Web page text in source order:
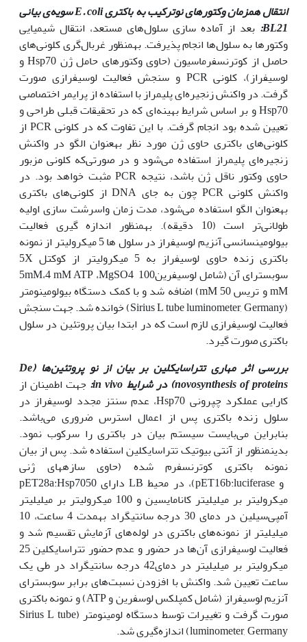
انتقال همزمان وکتورهای نوترکیب به باکتریE. coliسویه‌ی بیانی
BL21
: بعد از آماده سازی سلول‌های مستعد، انتقال شیمیایی
وکتورها به سلول‌ها انجام پذیرفت. به‫منظور غربال‌گری کلونی‌های
حاصل از کوترنسفرماسیون (حاوی وکتورهای حامل ژن Hsp70 و
لوسیفراز)، کلونی PCR و سنجش فعالیت لوسیفرازی صورت
گرفت. در واکنش زنجیره‌ای پلیمراز با استفاده از پرایمر اختصاصی
Hsp70 و بر اساس شرایط بهینه‌ای که در تحقیقات قبلی طراحی و
تعیین شده بود انجام گرفت. با این تفاوت که در کلونی PCR از
کلونی‌های باکتری حاوی ژن مورد نظر به‫عنوان الگو در واکنش
زنجیره‌ای پلیمراز استفاده می‌شود و در صورتی‌که کلونی مزبور
حاوی وکتور ناقل ژن باشد، نتیجه PCR مثبت خواهد بود. در
واکنش کلونی PCR چون به جای DNA از کلونی‌های باکتری
به‫عنوان الگو استفاده می‌شود، مدت زمان واسرشت سازی اولیه
طولانی‌تر است (10 دقیقه). به‫منظور اندازه گیری فعالیت
بیولومینسانسی آنزیم لوسیفراز در سلول ها 5 میکرولیتر از نمونه
باکتری زنده حاوی لوسیفراز به 5 میکرولیتر از کوکتل 5X
سوبسترای آن (شامل لوسیفرین5mM،4 mM ATP ،MgSO4 100
mM و تریس 50 mM) اضافه شد و با کمک دستگاه بیولومینومتر
(Sirius L tube luminometer, Germany) خوانده شد. جهت سنجش
فعالیت لوسیفرازی لازم است که در ابتدا بیان پروتئین در سلول
باکتری صورت گیرد.
بررسی اثر مهاری تتراسایکلین بر بیان از نو پروتئین‌ها (
De
novosynthesis of proteins
) در شرایط in vivo
: جهت اطمینان از
کارایی عملکرد چپرونی Hsp70، عدم سنتز مجدد لوسیفراز در
سلول زنده باکتری پس از اعمال استرس ضروری می‌باشد.
بنابراین می‌بایست سیستم بیان در باکتری را سرکوب نمود.
بدین‫منظور از آنتی بیوتیک تتراسایکلین استفاده شد. پس از بیان
نمونه باکتری کوترنسفرم شده (حاوی سازه‫های‫ ژنی
pET28a:Hsp70‫ و pET16b:luciferase)، در محیط LB دارای 50
میکرولیتر بر میلی‫لیتر کانامایسین و 100 میکرولیتر بر میلی‫لیتر
آمپی‌سیلین در دمای 30 درجه سانتی‫گراد به‫مدت 4 ساعت، 10
میلی‫لیتر از نمونه‌های باکتری در لوله‌‌‌های آزمایش تقسیم شد و
فعالیت لوسیفرازی آن‌ها در حضور و عدم حضور تتراسایکلین 25
میکرولیتر بر میلی‫لیتر در دمای42 درجه سانتی‫گراد در طی یک
ساعت تعیین شد. واکنش با افزودن نسبت‌های برابر سوبسترای
آنزیم لوسیفراز (شامل کمپلکس لوسفرین و ATP) و نمونه باکتری
صورت گرفت و تغییرات توسط دستگاه لومینومتر (Sirius L tube
luminometer, Germany) اندازه‌گیری شد.